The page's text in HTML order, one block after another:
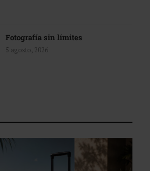
Fotografía sin límites
5 agosto, 2026